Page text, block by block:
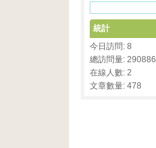
統計
今日訪問: 8
總訪問量: 290886
在線人數: 2
文章數量: 478